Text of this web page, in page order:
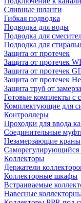
Сливные шланги
Гибкая подводка
Подводка для воды
Подводка для
Подводка для
Защита от протечек
Защита от протечек
Защита от протечек
Защита от протечек
Защита труб от
Готовые комплекты с
Комплектующие для
Контроллеры
Проходки для ввода
Соединительные
Незамерзающие краны
Саморегулирующийся
Коллекторы
Держатели
Коллекторные шкафы
Встраиваемые
Навесные